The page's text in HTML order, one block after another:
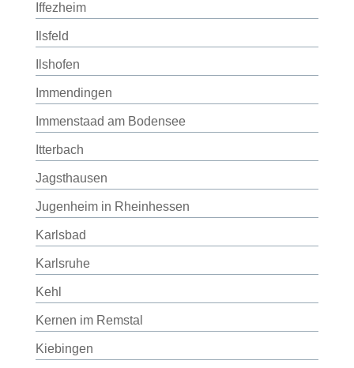
Iffezheim
Ilsfeld
Ilshofen
Immendingen
Immenstaad am Bodensee
Itterbach
Jagsthausen
Jugenheim in Rheinhessen
Karlsbad
Karlsruhe
Kehl
Kernen im Remstal
Kiebingen